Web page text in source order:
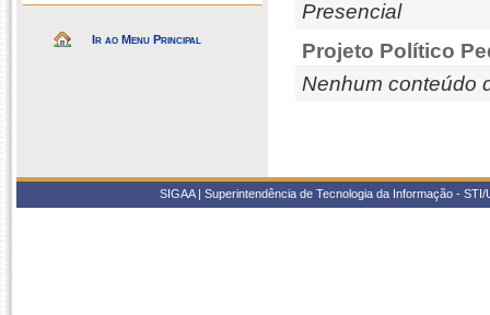
Ir ao Menu Principal
Presencial
Projeto Político
Nenhum conteúdo
SIGAA | Superintendência de Tecnologia da Informação -